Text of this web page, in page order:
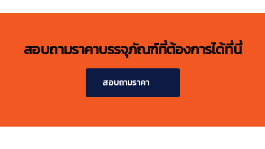
สอบถามราคาบรรจุภัณฑ์ที่ต้องการได้ที่นี่
สอบถามราคา